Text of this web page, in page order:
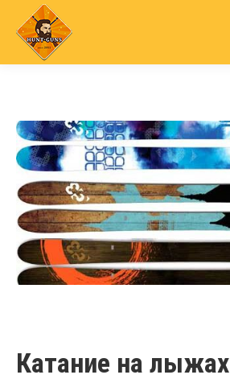
Катание на лыжах